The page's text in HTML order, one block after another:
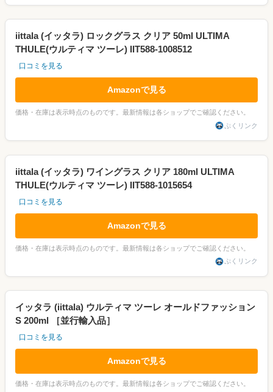
iittala (イッタラ) ロックグラス クリア 50ml ULTIMA
THULE(ウルティマ ツーレ) IIT588-1008512
口コミを見る
Amazonで見る
価格・在庫は表示時点のものです。最新情報は各ショップでご確認ください。
ぷくリンク
iittala (イッタラ) ワイングラス クリア 180ml ULTIMA
THULE(ウルティマ ツーレ) IIT588-1015654
口コミを見る
Amazonで見る
価格・在庫は表示時点のものです。最新情報は各ショップでご確認ください。
ぷくリンク
イッタラ (iittala) ウルティマ ツーレ オールドファッション
S 200ml ［並行輸入品］
口コミを見る
Amazonで見る
価格・在庫は表示時点のものです。最新情報は各ショップでご確認ください。